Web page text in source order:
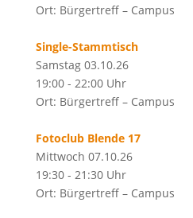
Ort: Bürgertreff – Campus
Single-Stammtisch
Samstag 03.10.26
19:00 - 22:00 Uhr
Ort: Bürgertreff – Campus
Fotoclub Blende 17
Mittwoch 07.10.26
19:30 - 21:30 Uhr
Ort: Bürgertreff – Campus